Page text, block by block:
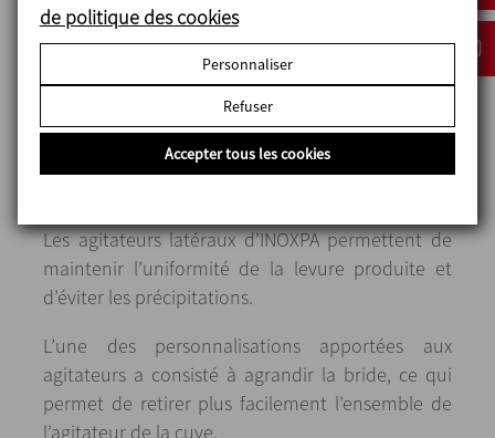
personnalisés avec une bride plus grande,
facilitant le retrait de l’agitateur du réservoir
pour un meilleur nettoyage.
Points forts
Les agitateurs latéraux d’INOXPA permettent de
maintenir l’uniformité de la levure produite et
d’éviter les précipitations.
L’une des personnalisations apportées aux
agitateurs a consisté à agrandir la bride, ce qui
permet de retirer plus facilement l’ensemble de
l’agitateur de la cuve.
de politique des cookies
Personnaliser
Refuser
Accepter tous les cookies